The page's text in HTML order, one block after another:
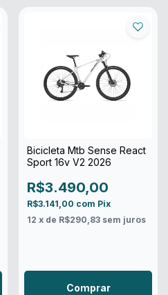
Bicicleta Mtb Sense React
Sport 16v V2 2026
R$3.490,00
R$3.141,00 com Pix
12 x de R$290,83 sem juros
Comprar